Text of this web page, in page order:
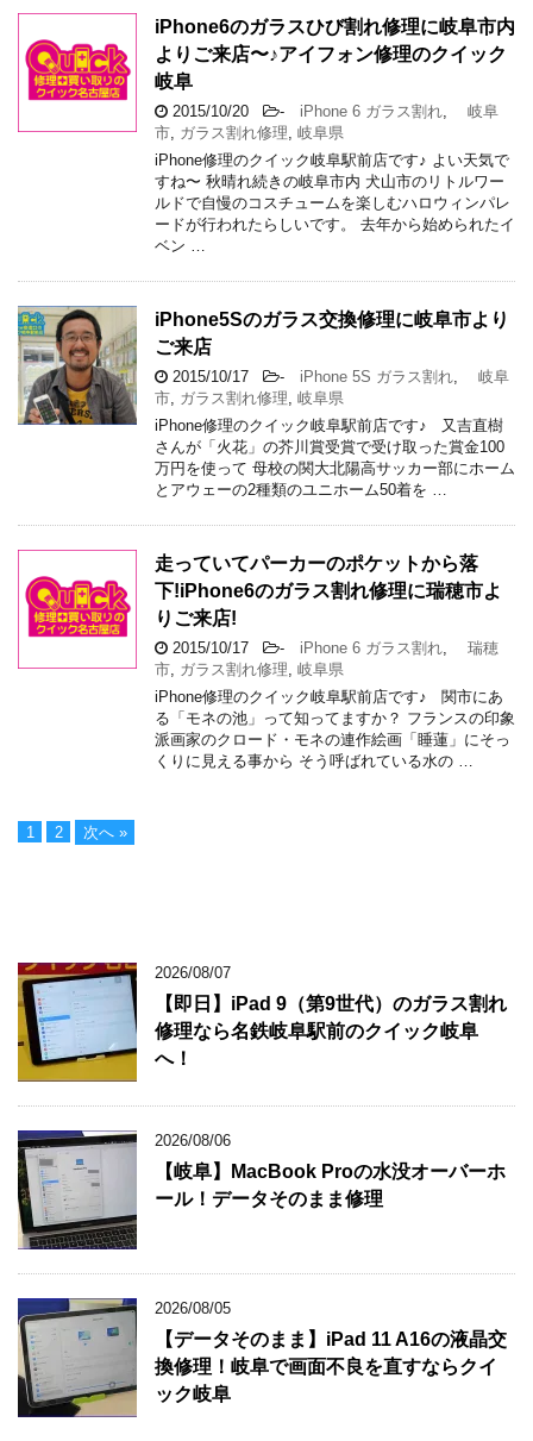
iPhone6のガラスひび割れ修理に岐阜市内
よりご来店〜♪アイフォン修理のクイック
岐阜
2015/10/20 - iPhone 6 ガラス割れ,
岐阜
市, ガラス割れ修理, 岐阜県
iPhone修理のクイック岐阜駅前店です♪ よい天気で
すね〜 秋晴れ続きの岐阜市内 犬山市のリトルワー
ルドで自慢のコスチュームを楽しむハロウィンパレ
ードが行われたらしいです。 去年から始められたイ
ベン …
iPhone5Sのガラス交換修理に岐阜市より
ご来店
2015/10/17 - iPhone 5S ガラス割れ,
岐阜
市, ガラス割れ修理, 岐阜県
iPhone修理のクイック岐阜駅前店です♪ 又吉直樹
さんが「火花」の芥川賞受賞で受け取った賞金100
万円を使って 母校の関大北陽高サッカー部にホーム
とアウェーの2種類のユニホーム50着を …
走っていてパーカーのポケットから落
下!iPhone6のガラス割れ修理に瑞穂市よ
りご来店!
2015/10/17 - iPhone 6 ガラス割れ,
瑞穂
市, ガラス割れ修理, 岐阜県
iPhone修理のクイック岐阜駅前店です♪ 関市にあ
る「モネの池」って知ってますか？ フランスの印象
派画家のクロード・モネの連作絵画「睡蓮」にそっ
くりに見える事から そう呼ばれている水の …
1 2 次へ »
2026/08/07
【即日】iPad 9（第9世代）のガラス割れ
修理なら名鉄岐阜駅前のクイック岐阜
へ！
2026/08/06
【岐阜】MacBook Proの水没オーバーホ
ール！データそのまま修理
2026/08/05
【データそのまま】iPad 11 A16の液晶交
換修理！岐阜で画面不良を直すならクイ
ック岐阜